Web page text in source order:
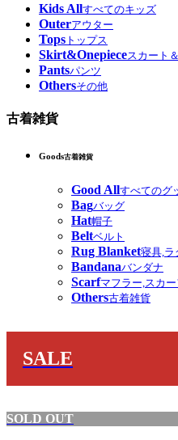
Kids Allすべてのキッズ
Outerアウター
Tops トップス
Skirt&Onepieceスカート
Pantsパンツ
Othersその他
古着雑貨
Goods古着雑貨
Good Allすべてのグ
Bagバッグ
Hat帽子
Beltベルト
Rug Blanket寝具,ラ
Bandanaバンダナ
Scarfマフラー,スカー
Others古着雑貨
SALE
SOLD OUT